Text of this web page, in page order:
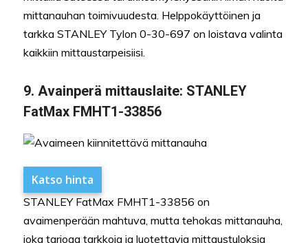
mittanauhan toimivuudesta. Helppokäyttöinen ja
tarkka STANLEY Tylon 0-30-697 on loistava valinta
kaikkiin mittaustarpeisiisi.
9. Avainperä mittauslaite: STANLEY
FatMax FMHT1-33856
Katso hinta
STANLEY FatMax FMHT1-33856 on
avaimenperään mahtuva, mutta tehokas mittanauha,
joka tarjoaa tarkkoja ja luotettavia mittaustuloksia